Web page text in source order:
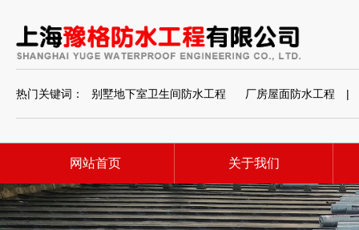
热门关键词： 别墅地下室卫生间防水工程 厂房屋面防水工程 |
网站首页 关于我们